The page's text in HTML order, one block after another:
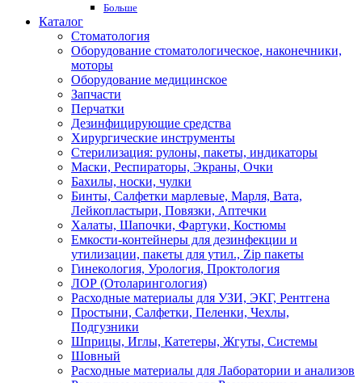
Больше
Каталог
Стоматология
Оборудование стоматологическое, наконечники,
моторы
Оборудование медицинское
Запчасти
Перчатки
Дезинфицирующие средства
Хирургические инструменты
Стерилизация: рулоны, пакеты, индикаторы
Маски, Респираторы, Экраны, Очки
Бахилы, носки, чулки
Бинты, Салфетки марлевые, Марля, Вата,
Лейкопластыри, Повязки, Аптечки
Халаты, Шапочки, Фартуки, Костюмы
Емкости-контейнеры для дезинфекции и
утилизации, пакеты для утил., Zip пакеты
Гинекология, Урология, Проктология
ЛОР (Отоларингология)
Расходные материалы для УЗИ, ЭКГ, Рентгена
Простыни, Салфетки, Пеленки, Чехлы,
Подгузники
Шприцы, Иглы, Катетеры, Жгуты, Системы
Шовный
Расходные материалы для Лаборатории и анализов